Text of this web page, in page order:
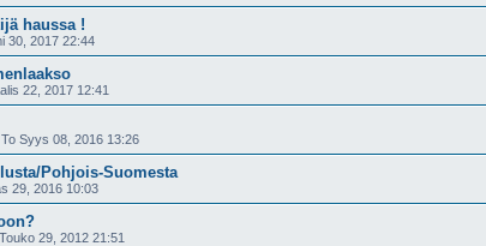
haussa !
30, 2017 22:44
22, 2017 12:41
To Syys 08, 2016 13:26
Pohjois-Suomesta
29, 2016 10:03
29, 2012 21:51